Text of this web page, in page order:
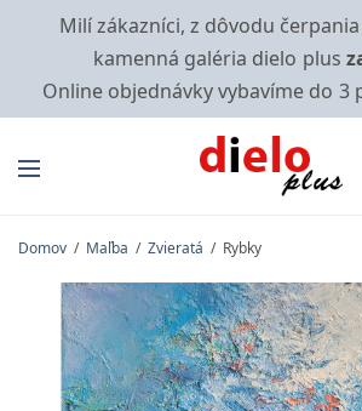
Milí zákazníci, z dôvodu
kamenná galéria dielo plus
Online objednávky vybavíme do 3
Domov / Maľba / Zvieratá / Rybky